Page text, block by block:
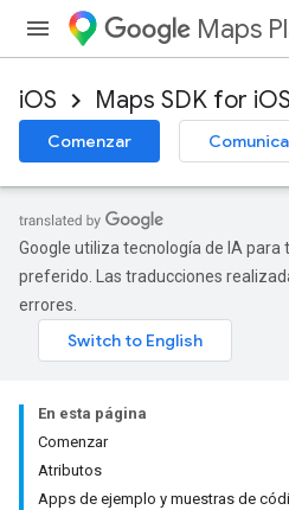
Maps
iOS Maps SDK for iOS
Comenzar
Google utiliza tecnología de IA
preferido. Las traducciones
errores.
En esta página
Comenzar
Atributos
Apps de ejemplo y muestras de